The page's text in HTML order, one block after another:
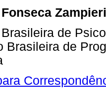
Zampieri
de
Brasileira de